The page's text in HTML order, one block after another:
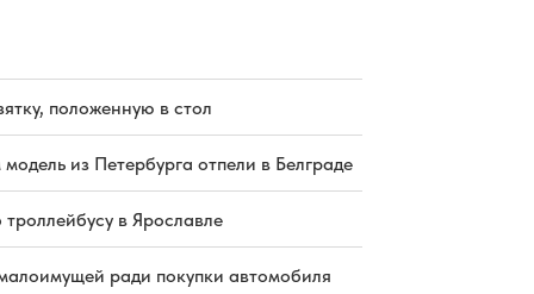
положенную в стол
из Петербурга отпели в Белграде
троллейбусу в Ярославле
ради покупки автомобиля